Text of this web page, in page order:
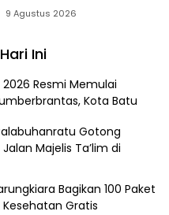
9 Agustus 2026
Ini
2026 Resmi Memulai
Kota Batu
Gotong
Majelis Ta’lim di
Bagikan 100 Paket
Gratis